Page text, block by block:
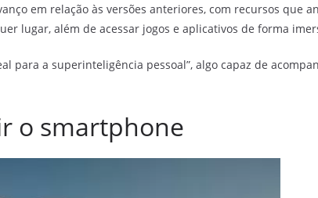
em relação às versões anteriores, com recursos que
lugar, além de acessar jogos e aplicativos de forma
para a superinteligência pessoal”, algo capaz de
o smartphone